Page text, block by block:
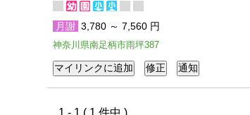
月謝 3,780 ～ 7,560 円
神奈川県南足柄市雨坪387
1 - 1 ( 1 件中 )